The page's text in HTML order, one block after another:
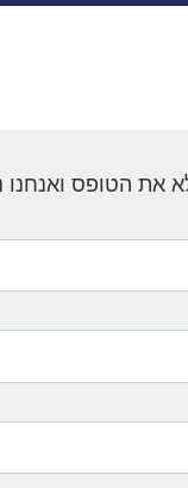
את הטופס ואנחנו